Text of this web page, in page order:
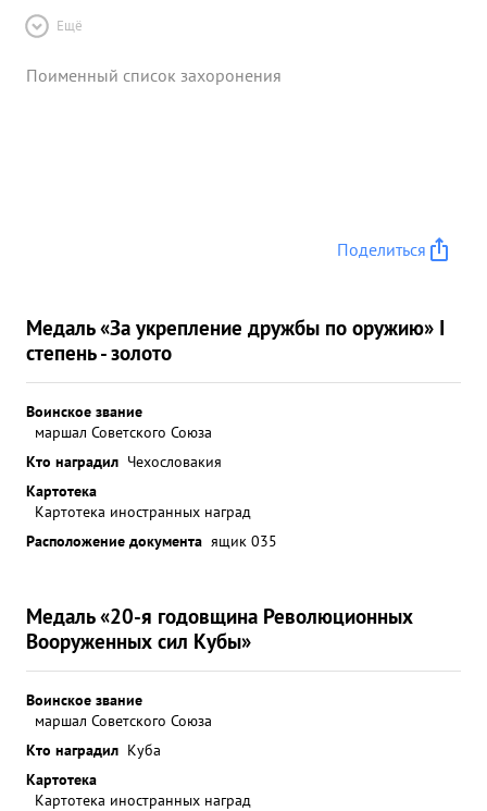
Ещё
Поименный список захоронения
Поделиться
Медаль «За укрепление дружбы по оружию» I
степень - золото
Воинское звание
маршал Советского Союза
Кто наградил Чехословакия
Картотека
Картотека иностранных наград
Расположение документа ящик 035
Медаль «20-я годовщина Революционных
Вооруженных сил Кубы»
Воинское звание
маршал Советского Союза
Кто наградил Куба
Картотека
Картотека иностранных наград